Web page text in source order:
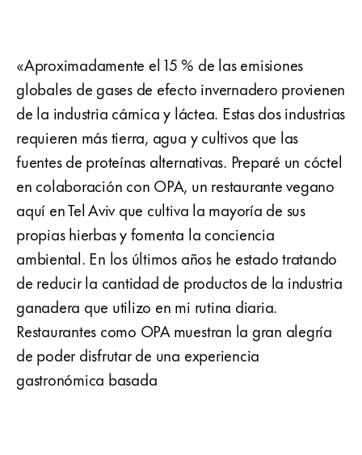
«Aproximadamente el 15 % de las emisiones
globales de gases de efecto invernadero provienen
de la industria cárnica y láctea. Estas dos industrias
requieren más tierra, agua y cultivos que las
fuentes de proteínas alternativas. Preparé un cóctel
en colaboración con OPA, un restaurante vegano
aquí en Tel Aviv que cultiva la mayoría de sus
propias hierbas y fomenta la conciencia
ambiental. En los últimos años he estado tratando
de reducir la cantidad de productos de la industria
ganadera que utilizo en mi rutina diaria.
Restaurantes como OPA muestran la gran alegría
de poder disfrutar de una experiencia
gastronómica basada